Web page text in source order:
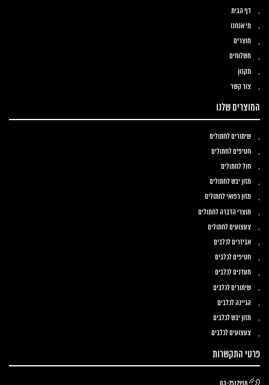
דף הבית
מי אנחנו
מוצרים
משלוחים
תקנון
צור קשר
המוצרים שלנו
שימורים לחתולים
חטיפים לחתולים
חול לחתולים
מזון יבש לחתולים
מזון רפואי לחתולים
מוצרי הדברה לחתולים
צעצועים לחתולים
אביזרים לכלבים
חטיפים לכלבים
מעדנים לכלבים
שימורים לכלבים
הגיינה לכלבים
מזון יבש לכלבים
צעצועים לכלבים
פרטי התקשרות